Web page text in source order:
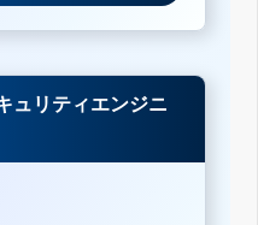
ュリティエンジニ